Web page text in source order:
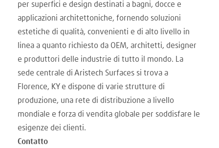
per superfici e design destinati a bagni, docce e
applicazioni architettoniche, fornendo soluzioni
estetiche di qualità, convenienti e di alto livello in
linea a quanto richiesto da OEM, architetti, designer
e produttori delle industrie di tutto il mondo. La
sede centrale di Aristech Surfaces si trova a
Florence, KY e dispone di varie strutture di
produzione, una rete di distribuzione a livello
mondiale e forza di vendita globale per soddisfare le
esigenze dei clienti.
Contatto